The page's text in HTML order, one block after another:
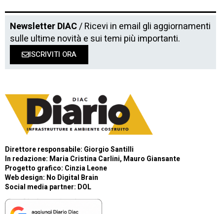
Newsletter DIAC/ Ricevi in email gli aggiornamenti
sulle ultime novità e sui temi più importanti.
ISCRIVITI ORA
Direttore responsabile: Giorgio Santilli
In redazione: Maria Cristina Carlini, Mauro Giansante
Progetto grafico: Cinzia Leone
Web design: No Digital Brain
Social media partner: DOL